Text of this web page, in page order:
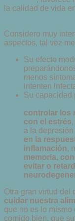
la calidad de vida
Considero muy
aspectos, tal vez
Su efecto
menos
intenten
Su capacidad
controlar los
con el estrés
a la
en la
inflamación,
memoria,
evitar o
Otra gran virtud del
cuidar nuestra
que no es lo mismo
comido bien, que